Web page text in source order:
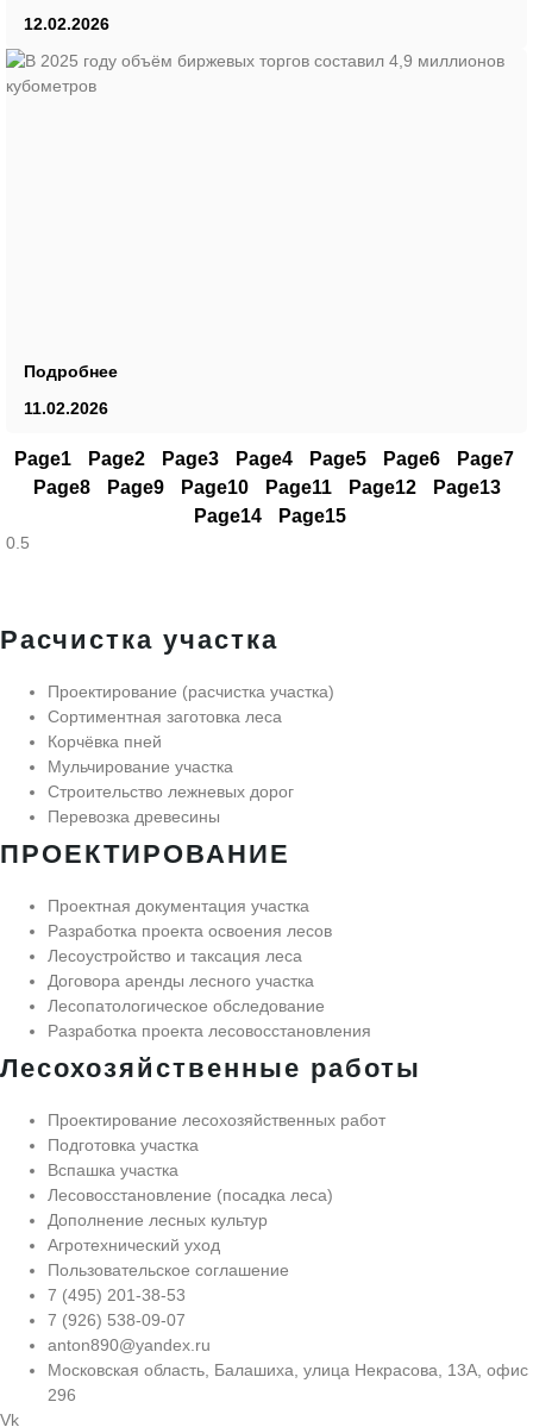
12.02.2026
Подробнее
11.02.2026
Page1 Page2 Page3 Page4 Page5 Page6 Page7
Page8 Page9 Page10 Page11 Page12 Page13
Page14 Page15
Расчистка участка
Проектирование (расчистка участка)
Сортиментная заготовка леса
Корчёвка пней
Мульчирование участка
Строительство лежневых дорог
Перевозка древесины
ПРОЕКТИРОВАНИЕ
Проектная документация участка
Разработка проекта освоения лесов
Лесоустройство и таксация леса
Договора аренды лесного участка
Лесопатологическое обследование
Разработка проекта лесовосстановления
Лесохозяйственные работы
Проектирование лесохозяйственных работ
Подготовка участка
Вспашка участка
Лесовосстановление (посадка леса)
Дополнение лесных культур
Агротехнический уход
Пользовательское соглашение
7 (495) 201-38-53
7 (926) 538-09-07
anton890@yandex.ru
Московская область, Балашиха, улица Некрасова, 13А, офис
296
Vk